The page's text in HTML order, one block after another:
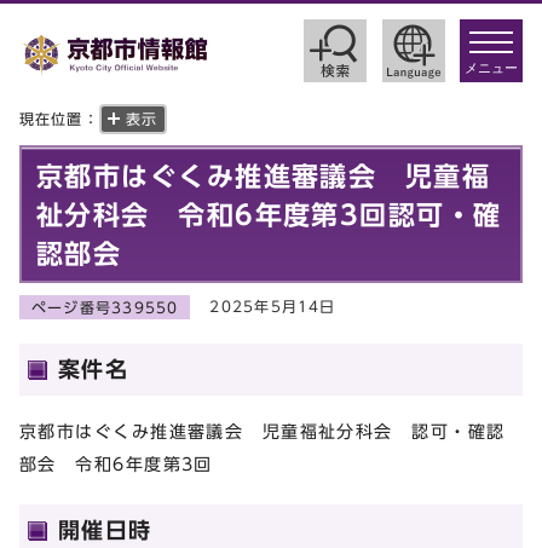
toggle
メニュー
現在位置： 表示
京都市はぐくみ推進審議会 児童福
祉分科会 令和6年度第3回認可・確
認部会
ページ番号339550 2025年5月14日
案件名
京都市はぐくみ推進審議会 児童福祉分科会 認可・確認
部会 令和6年度第3回
開催日時